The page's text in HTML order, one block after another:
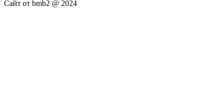
Сайт от bmb2 @ 2024